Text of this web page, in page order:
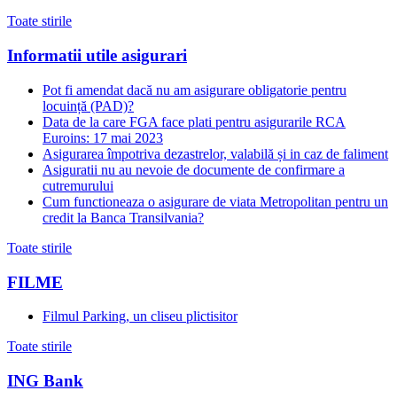
Toate stirile
Informatii utile asigurari
Pot fi amendat dacă nu am asigurare obligatorie pentru
locuință (PAD)?
Data de la care FGA face plati pentru asigurarile RCA
Euroins: 17 mai 2023
Asigurarea împotriva dezastrelor, valabilă și in caz de faliment
Asiguratii nu au nevoie de documente de confirmare a
cutremurului
Cum functioneaza o asigurare de viata Metropolitan pentru un
credit la Banca Transilvania?
Toate stirile
FILME
Filmul Parking, un cliseu plictisitor
Toate stirile
ING Bank